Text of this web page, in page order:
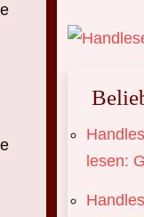
lesen: